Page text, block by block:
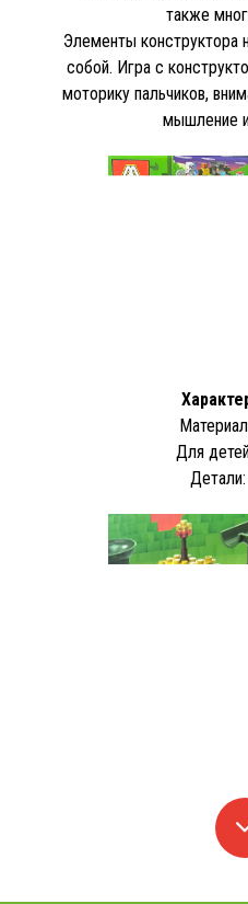
также
Элементы
собой. Игра с
моторику пальчиков,
мышление
Для